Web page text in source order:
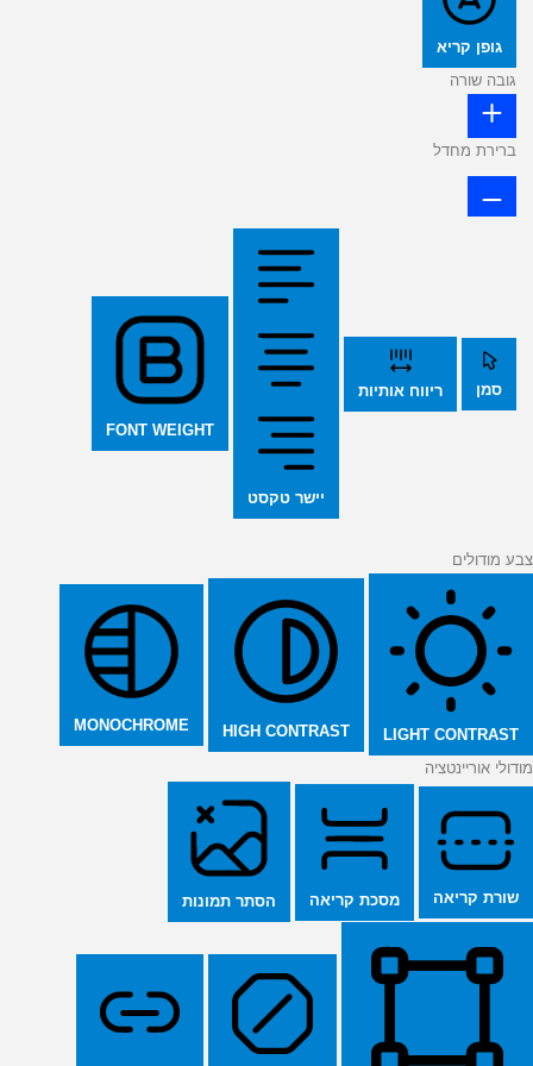
גופן קריא
גובה שורה
ברירת מחדל
סמן ריווח אותיות
יישר טקסט
FONT WEIGHT
צבע מודולים
LIGHT CONTRAST
HIGH CONTRAST
MONOCHROME
מודולי אוריינטציה
שורת קריאה מסכת קריאה הסתר תמונות